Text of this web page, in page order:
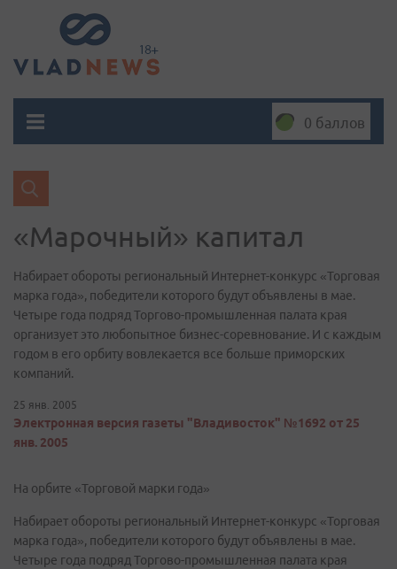
0 баллов
«Марочный» капитал
Набирает обороты региональный Интернет-конкурс «Торговая
марка года», победители которого будут объявлены в мае.
Четыре года подряд Торгово-промышленная палата края
организует это любопытное бизнес-соревнование. И с каждым
годом в его орбиту вовлекается все больше приморских
компаний.
25 янв. 2005
Электронная версия газеты "Владивосток" №1692 от 25
янв. 2005
На орбите «Торговой марки года»
Набирает обороты региональный Интернет-конкурс «Торговая
марка года», победители которого будут объявлены в мае.
Четыре года подряд Торгово-промышленная палата края